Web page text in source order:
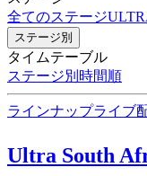
全てのステージ
ステージ別
タイムテーブル
ステージ別 時間順
ラインナップライブ
Ultra South